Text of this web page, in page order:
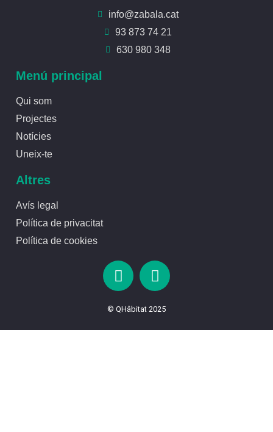
info@zabala.cat
93 873 74 21
630 980 348
Menú principal
Qui som
Projectes
Notícies
Uneix-te
Altres
Avís legal
Política de privacitat
Política de cookies
© QHâbitat 2025